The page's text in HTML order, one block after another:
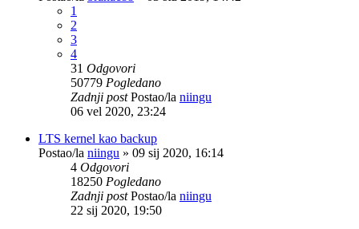
1
2
3
4
31 Odgovori
50779 Pogledano
Zadnji postPostao/la niingu
06 vel 2020, 23:24
LTS kernel kao backup
Postao/la niingu » 09 sij 2020, 16:14
4 Odgovori
18250 Pogledano
Zadnji postPostao/la niingu
22 sij 2020, 19:50